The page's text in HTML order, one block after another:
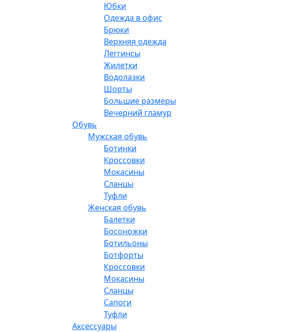
Юбки
Одежда в офис
Брюки
Верхняя одежда
Леггинсы
Жилетки
Водолазки
Шорты
Большие размеры
Вечерний гламур
Обувь
Мужская обувь
Ботинки
Кроссовки
Мокасины
Сланцы
Туфли
Женская обувь
Балетки
Босоножки
Ботильоны
Ботфорты
Кроссовки
Мокасины
Сланцы
Сапоги
Туфли
Аксессуары